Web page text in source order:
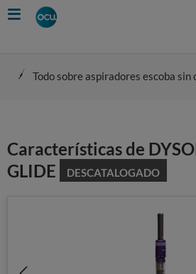
Skip
to
Todo sobre aspiradores escoba sin
Características de
GLIDE
DESCATALOGADO